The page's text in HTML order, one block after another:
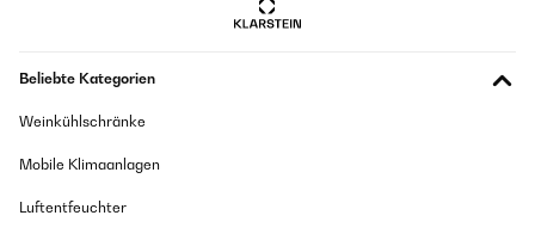
Beliebte Kategorien
Weinkühlschränke
Mobile Klimaanlagen
Luftentfeuchter